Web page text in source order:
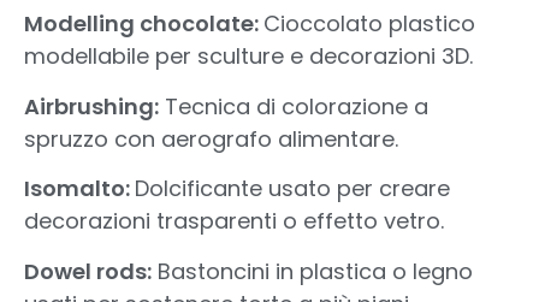
Modelling chocolate: Cioccolato plastico
modellabile per sculture e decorazioni 3D.
Airbrushing: Tecnica di colorazione a
spruzzo con aerografo alimentare.
Isomalto: Dolcificante usato per creare
decorazioni trasparenti o effetto vetro.
Dowel rods: Bastoncini in plastica o legno